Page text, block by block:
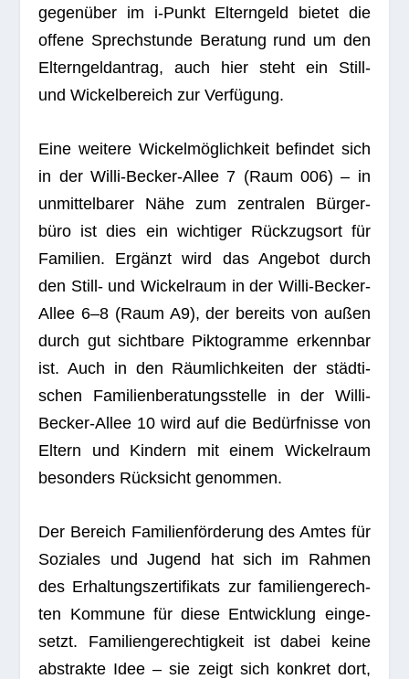
gegen­über im i‑Punkt Eltern­geld bie­tet die
offene Sprech­stunde Bera­tung rund um den
Eltern­geld­an­trag, auch hier steht ein Still-
und Wickel­be­reich zur Verfügung.
Eine wei­tere Wickel­mög­lich­keit befin­det sich
in der Willi-Becker-Allee 7 (Raum 006) – in
unmit­tel­ba­rer Nähe zum zen­tra­len Bür­ger­
büro ist dies ein wich­ti­ger Rück­zugs­ort für
Fami­lien. Ergänzt wird das Ange­bot durch
den Still- und Wickel­raum in der Willi-Becker-
Allee 6–8 (Raum A9), der bereits von außen
durch gut sicht­bare Pik­to­gramme erkenn­bar
ist. Auch in den Räum­lich­kei­ten der städ­ti­
schen Fami­li­en­be­ra­tungs­stelle in der Willi-
Becker-Allee 10 wird auf die Bedürf­nisse von
Eltern und Kin­dern mit einem Wickel­raum
beson­ders Rück­sicht genommen.
Der Bereich Fami­li­en­för­de­rung des Amtes für
Sozia­les und Jugend hat sich im Rah­men
des Erhal­tungs­zer­ti­fi­kats zur fami­li­en­ge­rech­
ten Kom­mune für diese Ent­wick­lung ein­ge­
setzt. Fami­li­en­ge­rech­tig­keit ist dabei keine
abs­trakte Idee – sie zeigt sich kon­kret dort,